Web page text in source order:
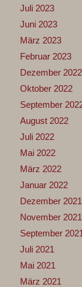
Juli 2023
Juni 2023
März 2023
Februar 2023
Dezember 2022
Oktober 2022
September
August 2022
Juli 2022
Mai 2022
März 2022
Januar 2022
Dezember 2021
November 2021
September 2021
Juli 2021
Mai 2021
März 2021